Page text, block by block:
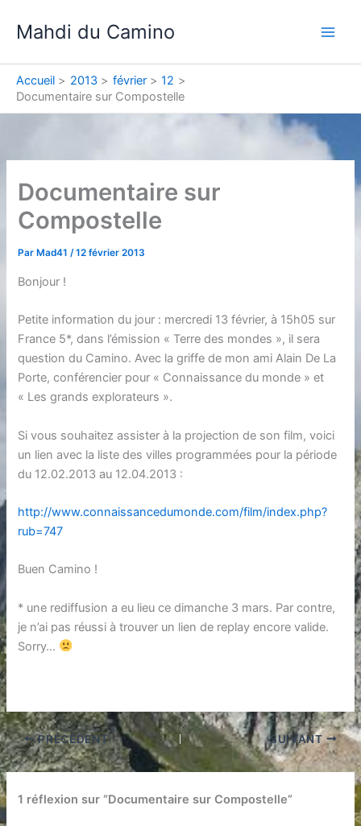
Mahdi du Camino
Accueil 2013 février
12
Documentaire sur Compostelle
Documentaire sur
Compostelle
Par Mad41/12 février 2013
Bonjour !
Petite information du jour : mercredi 13 février, à 15h05 sur
France 5*, dans l’émission « Terre des mondes », il sera
question du Camino. Avec la griffe de mon ami Alain De La
Porte, conférencier pour « Connaissance du monde » et
« Les grands explorateurs ».
Si vous souhaitez assister à la projection de son film, voici
un lien avec la liste des villes programmées pour la période
du 12.02.2013 au 12.04.2013 :
http://www.connaissancedumonde.com/film/index.php?
rub=747
Buen Camino !
* une rediffusion a eu lieu ce dimanche 3 mars. Par contre,
je n’ai pas réussi à trouver un lien de replay encore valide.
Sorry…
PRÉCÉDENT SUIVANT
1 réflexion sur “Documentaire sur Compostelle”